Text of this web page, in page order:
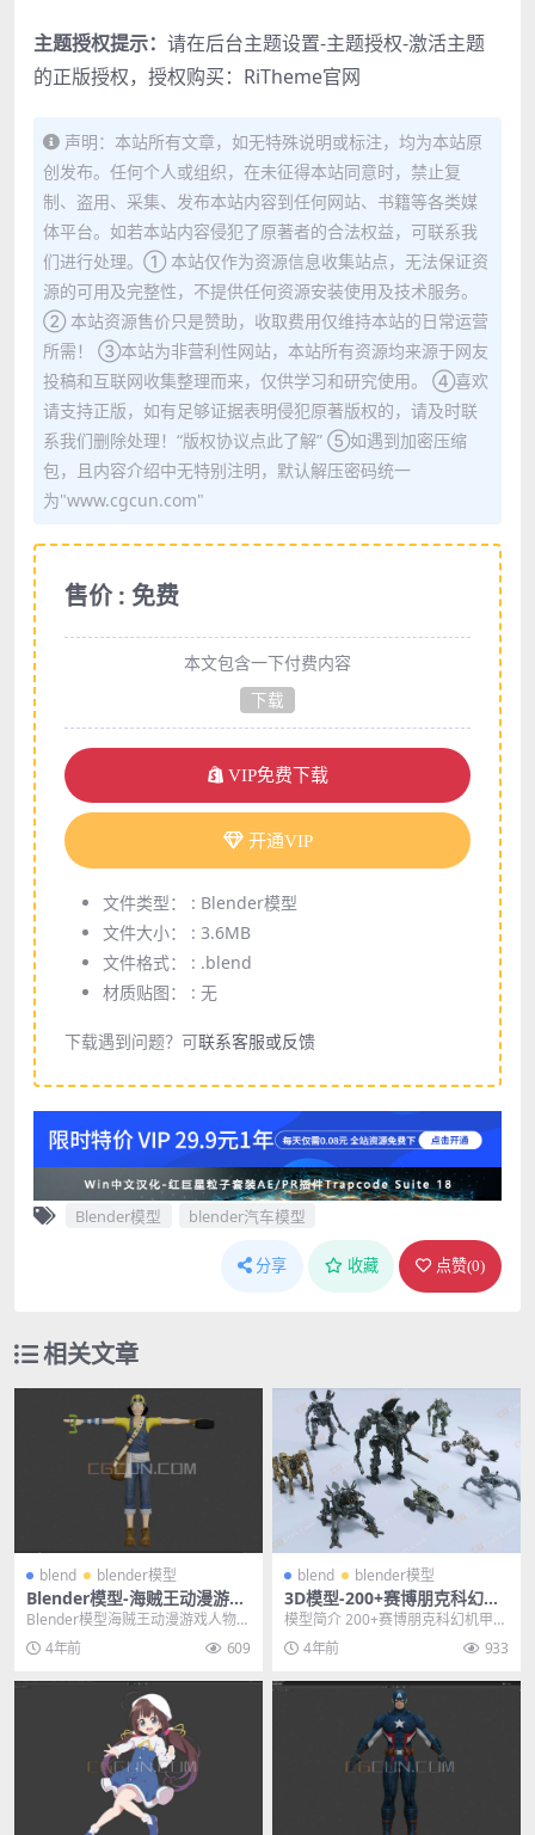
主题授权提示： 请在后台主题设置-主题授权-激活主题
的正版授权，授权购买： RiTheme官网
声明：本站所有文章，如无特殊说明或标注，均为本站原
创发布。任何个人或组织，在未征得本站同意时，禁止复
制、盗用、采集、发布本站内容到任何网站、书籍等各类媒
体平台。如若本站内容侵犯了原著者的合法权益，可联系我
们进行处理。① 本站仅作为资源信息收集站点，无法保证资
源的可用及完整性，不提供任何资源安装使用及技术服务。
② 本站资源售价只是赞助，收取费用仅维持本站的日常运营
所需！ ③本站为非营利性网站，本站所有资源均来源于网友
投稿和互联网收集整理而来，仅供学习和研究使用。 ④喜欢
请支持正版，如有足够证据表明侵犯原著版权的，请及时联
系我们删除处理！“版权协议点此了解” ⑤如遇到加密压缩
包，且内容介绍中无特别注明，默认解压密码统一
为"www.cgcun.com"
售价 : 免费
本文包含一下付费内容
下载
VIP免费下载
开通VIP
文件类型： : Blender模型
文件大小： : 3.6MB
文件格式： : .blend
材质贴图： : 无
下载遇到问题？可联系客服或反馈
Blender模型 blender汽车模型
分享 收藏 点赞(0)
相关文章
blend blender模型
Blender模型-海贼王动漫游戏
人物乌索普3D模型素材
Blender模型海贼王动漫游戏人物乌
索普3D模型素材 其他推荐: Blend
e... 4年前 609
blend blender模型
3D模型-200+赛博朋克科幻机
甲战士机器人零件模型
模型简介 200+赛博朋克科幻机甲战
士机器人零件3D模型，包含机器
人、机甲、各种...
4年前 933